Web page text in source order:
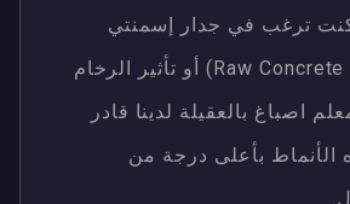
ترغب في جدار إسمنتي
مكشوف (Raw Concrete Look) أو تأثير الرخام
اصباغ بالعقيلة لدينا قادر
الأنماط بأعلى درجة من